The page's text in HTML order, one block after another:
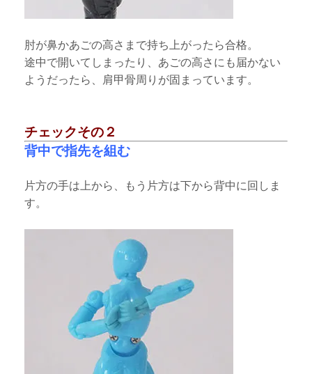
肘が鼻かあごの高さまで持ち上がったら合格。
途中で開いてしまったり、あごの高さにも届かない
ようだったら、肩甲骨周りが固まっています。
チェックその２
背中で指先を組む
片方の手は上から、もう片方は下から背中に回しま
す。